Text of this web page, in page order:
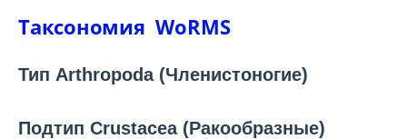
ТаксономияWoRMS
Тип Arthropoda (Членистоногие)
Подтип Crustacea (Ракообразные)